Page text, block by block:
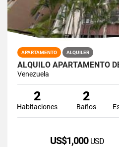
APARTAMENTO ALQUILER
ALQUILO APARTAMENTO
Venezuela
2
Habitaciones
2
Baños
US$1,000 USD